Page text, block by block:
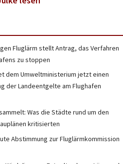
Fluglärm stellt Antrag, das Verfahren
zu stoppen
dem Umweltministerium jetzt einen
der Landeentgelte am Flughafen
Was die Städte rund um den
kritisierten
Abstimmung zur Fluglärmkommission